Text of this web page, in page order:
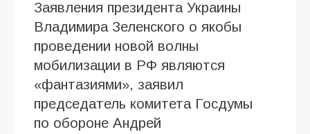
Заявления президента Украины
Владимира Зеленского о якобы
проведении новой волны
мобилизации в РФ являются
«фантазиями», заявил
председатель комитета Госдумы
по обороне Андрей